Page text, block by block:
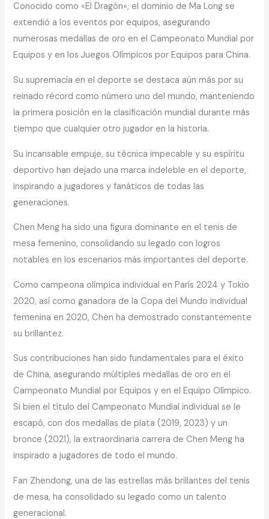
Conocido como «El Dragón», el dominio de Ma Long se
extendió a los eventos por equipos, asegurando
numerosas medallas de oro en el Campeonato Mundial por
Equipos y en los Juegos Olímpicos por Equipos para China.
Su supremacía en el deporte se destaca aún más por su
reinado récord como número uno del mundo, manteniendo
la primera posición en la clasificación mundial durante más
tiempo que cualquier otro jugador en la historia.
Su incansable empuje, su técnica impecable y su espíritu
deportivo han dejado una marca indeleble en el deporte,
inspirando a jugadores y fanáticos de todas las
generaciones.
Chen Meng ha sido una figura dominante en el tenis de
mesa femenino, consolidando su legado con logros
notables en los escenarios más importantes del deporte.
Como campeona olímpica individual en París 2024 y Tokio
2020, así como ganadora de la Copa del Mundo individual
femenina en 2020, Chen ha demostrado constantemente
su brillantez.
Sus contribuciones han sido fundamentales para el éxito
de China, asegurando múltiples medallas de oro en el
Campeonato Mundial por Equipos y en el Equipo Olímpico.
Si bien el título del Campeonato Mundial individual se le
escapó, con dos medallas de plata (2019, 2023) y un
bronce (2021), la extraordinaria carrera de Chen Meng ha
inspirado a jugadores de todo el mundo.
Fan Zhendong, una de las estrellas más brillantes del tenis
de mesa, ha consolidado su legado como un talento
generacional.